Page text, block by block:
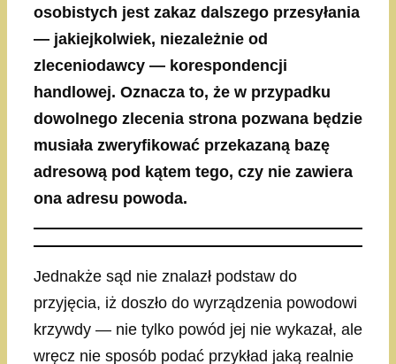
osobistych jest zakaz dalszego przesyłania
— jakiejkolwiek, niezależnie od
zleceniodawcy — korespondencji
handlowej. Oznacza to, że w przypadku
dowolnego zlecenia strona pozwana będzie
musiała zweryfikować przekazaną bazę
adresową pod kątem tego, czy nie zawiera
ona adresu powoda.
Jednakże sąd nie znalazł podstaw do
przyjęcia, iż doszło do wyrządzenia powodowi
krzywdy — nie tylko powód jej nie wykazał, ale
wręcz nie sposób podać przykład jaką realnie